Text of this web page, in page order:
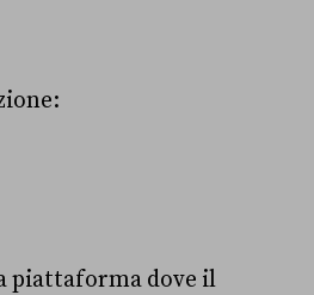
piattaforma dove il